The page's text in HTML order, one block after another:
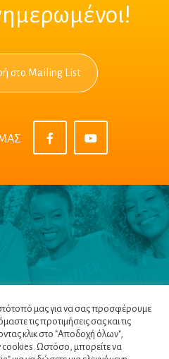
στο Mailing List
μας για να σας προσφέρουμε
τις προτιμήσεις σας και τις
κλικ στο "Αποδοχή όλων",
Ωστόσο, μπορείτε να